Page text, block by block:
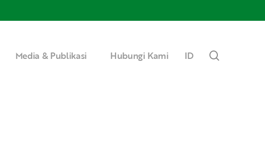
Media & Publikasi Hubungi Kami ID